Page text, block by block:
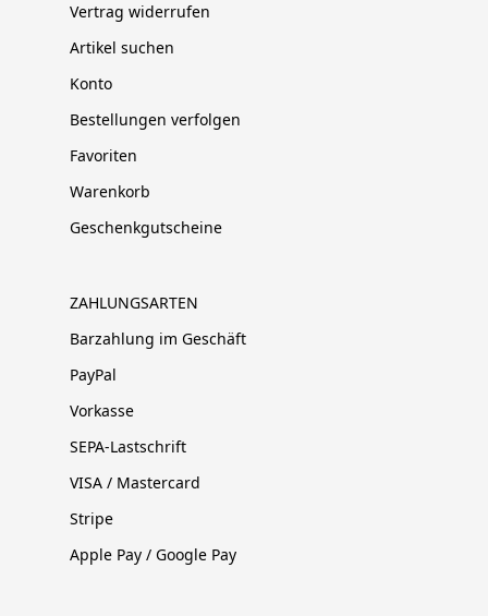
Vertrag widerrufen
Artikel suchen
Konto
Bestellungen verfolgen
Favoriten
Warenkorb
Geschenkgutscheine
ZAHLUNGSARTEN
Barzahlung im Geschäft
PayPal
Vorkasse
SEPA-Lastschrift
VISA / Mastercard
Stripe
Apple Pay / Google Pay